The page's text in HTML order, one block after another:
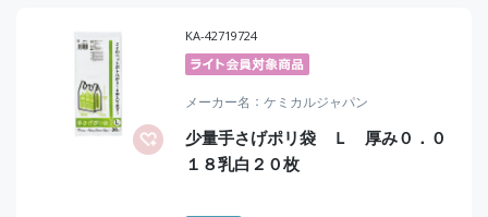
KA-42719724
メーカー名 ケミカルジャパン
少量手さげポリ袋 Ｌ 厚み０．０
１８乳白２０枚